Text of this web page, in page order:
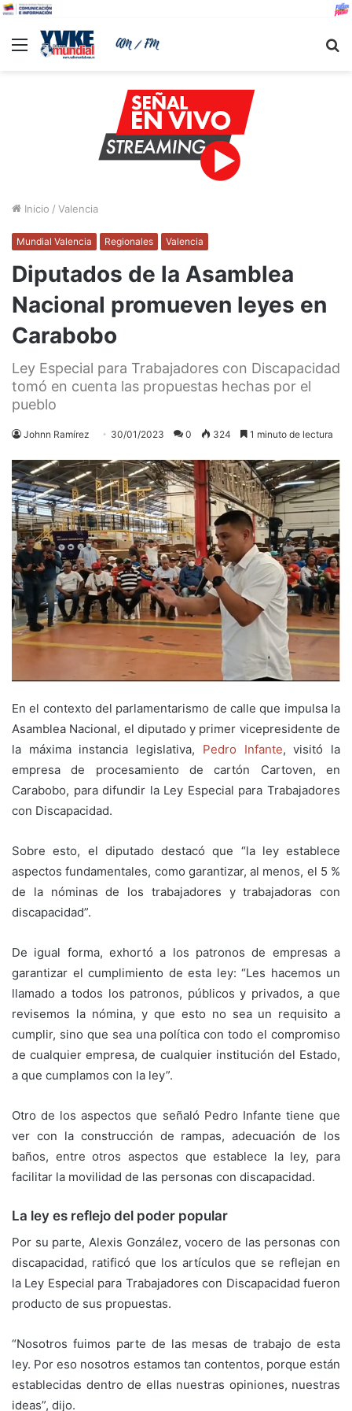
Menu
Inicio / Valencia
Mundial Valencia Regionales Valencia
Diputados de la Asamblea
Nacional promueven leyes en
Carabobo
Ley Especial para Trabajadores con Discapacidad
tomó en cuenta las propuestas hechas por el
pueblo
Johnn Ramírez 30/01/2023 0 324 1 minuto de lectura
En el contexto del parlamentarismo de calle que impulsa la
Asamblea Nacional, el diputado y primer vicepresidente de
la máxima instancia legislativa, Pedro Infante, visitó la
empresa de procesamiento de cartón Cartoven, en
Carabobo, para difundir la Ley Especial para Trabajadores
con Discapacidad.
Sobre esto, el diputado destacó que “la ley establece
aspectos fundamentales, como garantizar, al menos, el 5 %
de la nóminas de los trabajadores y trabajadoras con
discapacidad”.
De igual forma, exhortó a los patronos de empresas a
garantizar el cumplimiento de esta ley: “Les hacemos un
llamado a todos los patronos, públicos y privados, a que
revisemos la nómina, y que esto no sea un requisito a
cumplir, sino que sea una política con todo el compromiso
de cualquier empresa, de cualquier institución del Estado,
a que cumplamos con la ley”.
Otro de los aspectos que señaló Pedro Infante tiene que
ver con la construcción de rampas, adecuación de los
baños, entre otros aspectos que establece la ley, para
facilitar la movilidad de las personas con discapacidad.
La ley es reflejo del poder popular
Por su parte, Alexis González, vocero de las personas con
discapacidad, ratificó que los artículos que se reflejan en
la Ley Especial para Trabajadores con Discapacidad fueron
producto de sus propuestas.
“Nosotros fuimos parte de las mesas de trabajo de esta
ley. Por eso nosotros estamos tan contentos, porque están
establecidas dentro de ellas nuestras opiniones, nuestras
ideas”, dijo.